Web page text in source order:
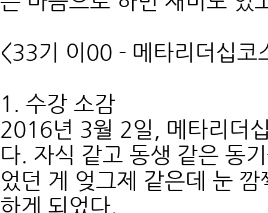
<33기 이00 - 메타리더십코
1. 수강 소감
2016년 3월 2일, 메타리더
다. 자식 같고 동생 같은 동
었던 게 엊그제 같은데 눈
하게 되었다.